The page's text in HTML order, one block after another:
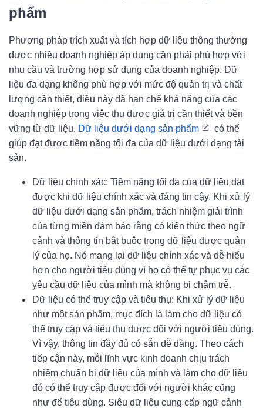
phẩm
Phương pháp trích xuất và tích hợp dữ liệu thông thường
được nhiều doanh nghiệp áp dụng cần phải phù hợp với
nhu cầu và trường hợp sử dụng của doanh nghiệp. Dữ
liệu đa dạng không phù hợp với mức độ quản trị và chất
lượng cần thiết, điều này đã hạn chế khả năng của các
doanh nghiệp trong việc thu được giá trị cần thiết và bền
vững từ dữ liệu. Dữ liệu dưới dạng sản phẩm
có thể
giúp đạt được tiềm năng tối đa của dữ liệu dưới dạng tài
sản.
Dữ liệu chính xác: Tiềm năng tối đa của dữ liệu đạt
được khi dữ liệu chính xác và đáng tin cậy. Khi xử lý
dữ liệu dưới dạng sản phẩm, trách nhiệm giải trình
của từng miền đảm bảo rằng có kiến ​​thức theo ngữ
cảnh và thông tin bắt buộc trong dữ liệu được quản
lý của họ. Nó mang lại dữ liệu chính xác và dễ hiểu
hơn cho người tiêu dùng vì họ có thể tự phục vụ các
yêu cầu dữ liệu của mình mà không bị chậm trễ.
Dữ liệu có thể truy cập và tiêu thụ: Khi xử lý dữ liệu
như một sản phẩm, mục đích là làm cho dữ liệu có
thể truy cập và tiêu thụ được đối với người tiêu dùng.
Vì vậy, thông tin đầy đủ có sẵn dễ dàng. Theo cách
tiếp cận này, mỗi lĩnh vực kinh doanh chịu trách
nhiệm chuẩn bị dữ liệu của mình và làm cho dữ liệu
đó có thể truy cập được đối với người khác cũng
như để tiêu dùng. Siêu dữ liệu cung cấp ngữ cảnh